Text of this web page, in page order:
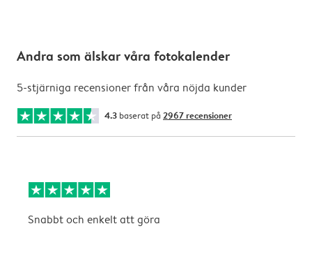
Andra som älskar våra fotokalender
5-stjärniga recensioner från våra nöjda kunder
4.3 baserat på 2967 recensioner
Snabbt och enkelt att göra